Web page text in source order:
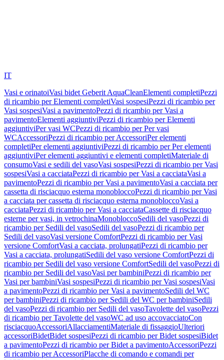
IT
Vasi e orinatoiVasi bidet Geberit AquaCleanElementi completiPezzi
di ricambio per Elementi completiVasi sospesiPezzi di ricambio per
Vasi sospesiVasi a pavimentoPezzi di ricambio per Vasi a
pavimentoElementi aggiuntiviPezzi di ricambio per Elementi
aggiuntiviPer vasi WCPezzi di ricambio per Per vasi
WCAccessoriPezzi di ricambio per AccessoriPer elementi
completiPer elementi aggiuntiviPezzi di ricambio per Per elementi
aggiuntiviPer elementi aggiuntivi e elementi completiMateriale di
consumoVasi e sedili del vasoVasi sospesiPezzi di ricambio per Vasi
sospesiVasi a cacciataPezzi di ricambio per Vasi a cacciataVasi a
pavimentoPezzi di ricambio per Vasi a pavimentoVasi a cacciata per
cassetta di risciacquo esterna monobloccoPezzi di ricambio per Vasi
a cacciata per cassetta di risciacquo esterna monobloccoVasi a
cacciataPezzi di ricambio per Vasi a cacciataCassette di risciacquo
esterne per vasi, in vetrochinaMonobloccoSedili del vasoPezzi di
ricambio per Sedili del vasoSedili del vasoPezzi di ricambio per
Sedili del vasoVasi versione ComfortPezzi di ricambio per Vasi
versione ComfortVasi a cacciata, prolungatiPezzi di ricambio per
Vasi a cacciata, prolungatiSedili del vaso versione ComfortPezzi di
ricambio per Sedili del vaso versione ComfortSedili del vasoPezzi di
ricambio per Sedili del vasoVasi per bambiniPezzi di ricambio per
Vasi per bambiniVasi sospesiPezzi di ricambio per Vasi sospesiVasi
a pavimentoPezzi di ricambio per Vasi a pavimentoSedili del WC
per bambiniPezzi di ricambio per Sedili del WC per bambiniSedili
del vasoPezzi di ricambio per Sedili del vasoTavolette del vasoPezzi
di ricambio per Tavolette del vasoWC ad uso accovacciatoCon
risciacquoAccessoriAllacciamentiMateriale di fissaggioUlteriori
accessoriBidetBidet sospesiPezzi di ricambio per Bidet sospesiBidet
a pavimentoPezzi di ricambio per Bidet a pavimentoAccessoriPezzi
di ricambio per AccessoriPlacche di comando e comandi per